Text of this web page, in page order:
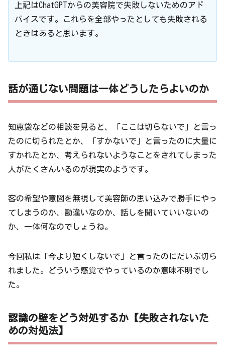
上記はChatGPTからの美容院で失敗しないためのアド
バイスです。これらを全部やったとしても失敗される
ときはあると思います。
話が通じない問題は一体どうしたらよいのか
知恵袋などの相談を見ると、「ここは切らないで」と言っ
たのに切られたとか、「すかないで」と言ったのに大量に
すかれたとか、考えられないようなことをされてしまった
人がたくさんいるのが現実のようです。
客の希望や意図を無視して美容師の思い込みで勝手にやっ
てしまうのか、勘違いなのか、話しを聞いていいないの
か、一体何なのでしょうね。
今回私は「今より短くしないで」と言ったのにだいぶ切ら
れました。どういう感覚でやっているのか意味不明でし
た。
認識の壁をどう対処するか【失敗されないた
めの対処法】